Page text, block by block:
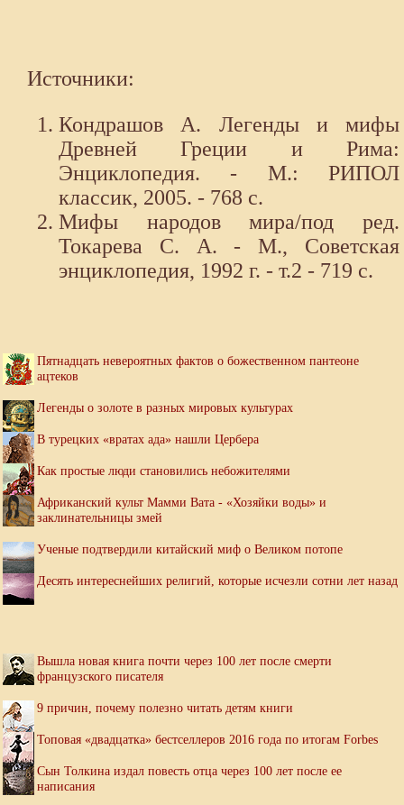
Источники:
Кондрашов А. Легенды и мифы
Древней Греции и Рима:
Энциклопедия. - М.: РИПОЛ
классик, 2005. - 768 с.
Мифы народов мира/под ред.
Токарева С. А. - М., Советская
энциклопедия, 1992 г. - т.2 - 719 с.
Пятнадцать невероятных фактов о божественном пантеоне
ацтеков
Легенды о золоте в разных мировых культурах
В турецких «вратах ада» нашли Цербера
Как простые люди становились небожителями
Африканский культ Мамми Вата - «Хозяйки воды» и
заклинательницы змей
Ученые подтвердили китайский миф о Великом потопе
Десять интереснейших религий, которые исчезли сотни лет назад
Вышла новая книга почти через 100 лет после смерти
французского писателя
9 причин, почему полезно читать детям книги
Топовая «двадцатка» бестселлеров 2016 года по итогам Forbes
Сын Толкина издал повесть отца через 100 лет после ее
написания